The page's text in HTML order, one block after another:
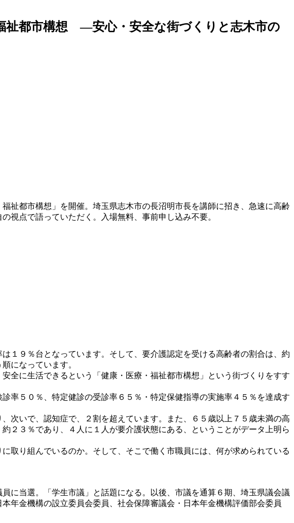
祉都市構想 ―安心・安全な街づくりと志木市の
祉都市構想」を開催。埼玉県志木市の長沼明市長を講師に招き、急速に高齢
視点で語っていただく。入場無料、事前申し込み不要。
１９％台となっています。そして、要介護認定を受ける高齢者の割合は、約
になっています。
全に生活できるという「健康・医療・福祉都市構想」という街づくりをすす
率５０％、特定健診の受診率６５％・特定保健指導の実施率４５％を達成す
次いで、認知症で、２割を超えています。また、６５歳以上７５歳未満の高
２３％であり、４人に１人が要介護状態にある、ということがデータ上明ら
取り組んでいるのか。そして、そこで働く市職員には、何が求められている
に当選。「学生市議」と話題になる。以後、市議を通算６期、埼玉県議会議
年金機構の設立委員会委員、社会保障審議会・日本年金機構評価部会委員